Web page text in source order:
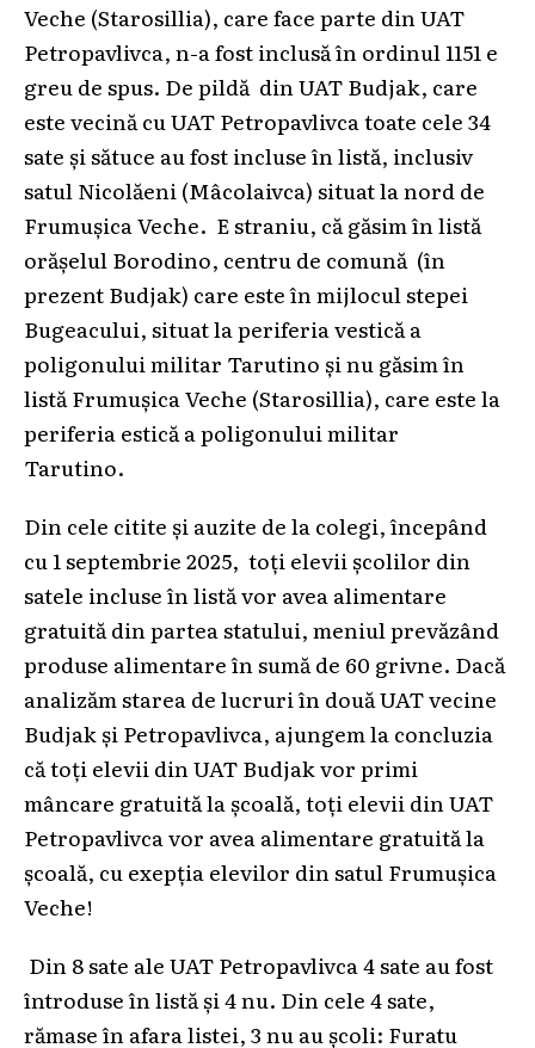
Veche (Starosillia), care face parte din UAT
Petropavlivca, n-a fost inclusă în ordinul 1151 e
greu de spus. De pildă din UAT Budjak, care
este vecină cu UAT Petropavlivca toate cele 34
sate și sătuce au fost incluse în listă, inclusiv
satul Nicolăeni (Mâcolaivca) situat la nord de
Frumușica Veche. E straniu, că găsim în listă
orășelul Borodino, centru de comună (în
prezent Budjak) care este în mijlocul stepei
Bugeacului, situat la periferia vestică a
poligonului militar Tarutino și nu găsim în
listă Frumușica Veche (Starosillia), care este la
periferia estică a poligonului militar
Tarutino.
Din cele citite și auzite de la colegi, începând
cu 1 septembrie 2025, toți elevii școlilor din
satele incluse în listă vor avea alimentare
gratuită din partea statului, meniul prevăzând
produse alimentare în sumă de 60 grivne. Dacă
analizăm starea de lucruri în două UAT vecine
Budjak și Petropavlivca, ajungem la concluzia
că toți elevii din UAT Budjak vor primi
mâncare gratuită la școală, toți elevii din UAT
Petropavlivca vor avea alimentare gratuită la
școală, cu exepția elevilor din satul Frumușica
Veche!
Din 8 sate ale UAT Petropavlivca 4 sate au fost
întroduse în listă și 4 nu. Din cele 4 sate,
rămase în afara listei, 3 nu au școli: Furatu